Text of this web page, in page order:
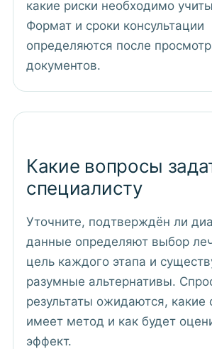
какие риски необходимо
Формат и сроки консультации
определяются после
документов.
Какие вопросы
специалисту
Уточните, подтверждён ли
данные определяют выбор
цель каждого этапа и
разумные альтернативы.
результаты ожидаются, какие
имеет метод и как будет
эффект.